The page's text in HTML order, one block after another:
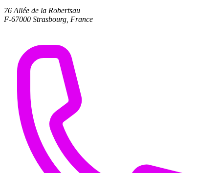
76 Allée de la Robertsau
F-67000 Strasbourg, France